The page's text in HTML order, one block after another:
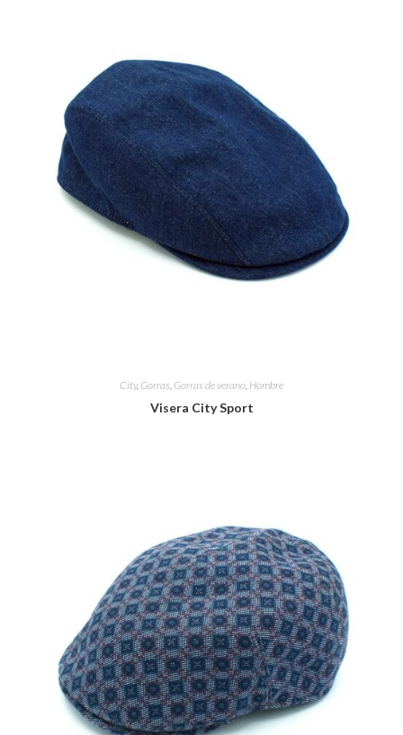
City, Gorras Gorras de verano Hombre
Visera City Sport